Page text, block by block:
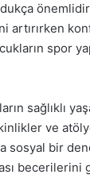
artırırken
spor
sağlıklı
ve
sosyal bir
becerilerini